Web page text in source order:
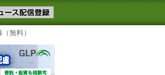
流ニュースメール配信を登録す
テーマ
無料）